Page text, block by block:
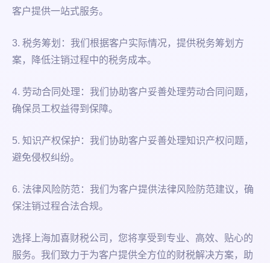
客户提供一站式服务。
3. 税务筹划：我们根据客户实际情况，提供税务筹划方
案，降低注销过程中的税务成本。
4. 劳动合同处理：我们协助客户妥善处理劳动合同问题，
确保员工权益得到保障。
5. 知识产权保护：我们协助客户妥善处理知识产权问题，
避免侵权纠纷。
6. 法律风险防范：我们为客户提供法律风险防范建议，确
保注销过程合法合规。
选择上海加喜财税公司，您将享受到专业、高效、贴心的
服务。我们致力于为客户提供全方位的财税解决方案，助